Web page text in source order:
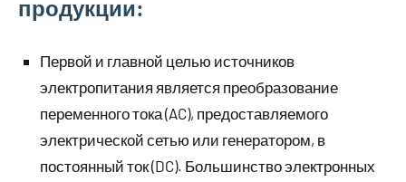
продукции:
Первой и главной целью источников
электропитания является преобразование
переменного тока (AC), предоставляемого
электрической сетью или генератором, в
постоянный ток (DC). Большинство электронных